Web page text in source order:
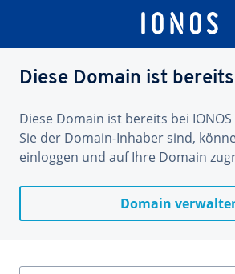
Diese Domain ist
Diese Domain ist bereits bei
Sie der Domain-Inhaber sind,
einloggen und auf Ihre Domain
Domain